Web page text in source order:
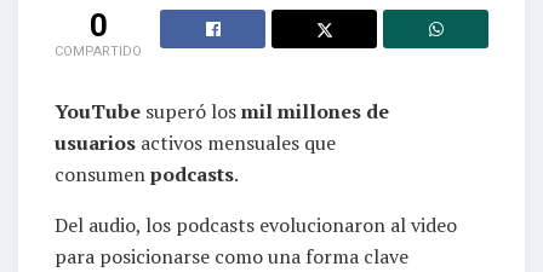
0
COMPARTIDO
YouTube superó losmil millones de
usuarios activos mensuales que
consumenpodcasts.
Del audio, los podcasts evolucionaron al video
para posicionarse como una forma clave